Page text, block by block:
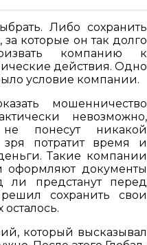
Либо сохранить
которые он так долго
компанию к
действия. Одно
условие компании.
мошенничество
невозможно,
понесут никакой
зря потратит время и
Такие компании
документы
ли предстанут перед
сохранить свои
осталось.
который высказывал